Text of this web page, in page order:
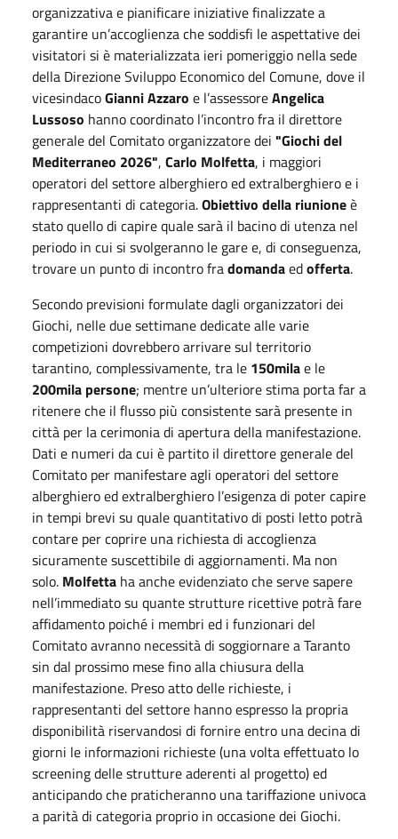
organizzativa e pianificare iniziative finalizzate a
garantire un’accoglienza che soddisfi le aspettative dei
visitatori si è materializzata ieri pomeriggio nella sede
della Direzione Sviluppo Economico del Comune, dove il
vicesindacoGianni Azzaro e l’assessoreAngelica
Lussoso hanno coordinato l’incontro fra il direttore
generale del Comitato organizzatore dei "Giochi del
Mediterraneo 2026", Carlo Molfetta, i maggiori
operatori del settore alberghiero ed extralberghiero e i
rappresentanti di categoria.Obiettivo della riunioneè
stato quello di capire quale sarà il bacino di utenza nel
periodo in cui si svolgeranno le gare e, di conseguenza,
trovare un punto di incontro fradomandaedofferta.
Secondo previsioni formulate dagli organizzatori dei
Giochi, nelle due settimane dedicate alle varie
competizioni dovrebbero arrivare sul territorio
tarantino, complessivamente, tra le 150milae le
200mila persone; mentre un’ulteriore stima porta far a
ritenere che il flusso più consistente sarà presente in
città per la cerimonia di apertura della manifestazione.
Dati e numeri da cui è partito il direttore generale del
Comitato per manifestare agli operatori del settore
alberghiero ed extralberghiero l’esigenza di poter capire
in tempi brevi su quale quantitativo di posti letto potrà
contare per coprire una richiesta di accoglienza
sicuramente suscettibile di aggiornamenti. Ma non
solo. Molfetta ha anche evidenziato che serve sapere
nell’immediato su quante strutture ricettive potrà fare
affidamento poiché i membri ed i funzionari del
Comitato avranno necessità di soggiornare a Taranto
sin dal prossimo mese fino alla chiusura della
manifestazione. Preso atto delle richieste, i
rappresentanti del settore hanno espresso la propria
disponibilità riservandosi di fornire entro una decina di
giorni le informazioni richieste (una volta effettuato lo
screening delle strutture aderenti al progetto) ed
anticipando che praticheranno una tariffazione univoca
a parità di categoria proprio in occasione dei Giochi.